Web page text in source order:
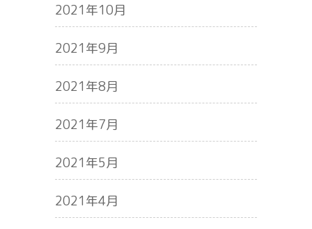
2021年10月
2021年9月
2021年8月
2021年7月
2021年5月
2021年4月